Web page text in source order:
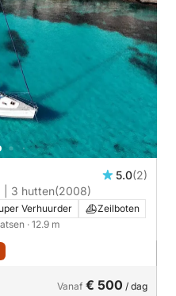
5.0(2)
| 3 hutten(2008)
Verhuurder
Zeilboten
· 12.9 m
Vanaf € 500 / dag